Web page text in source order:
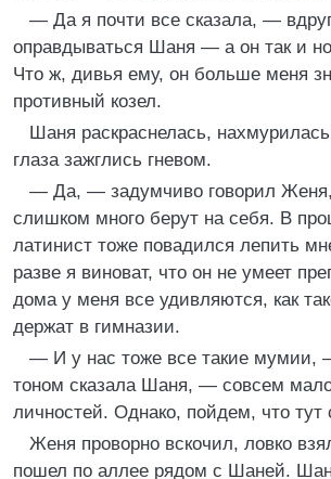
— Да я почти все сказала, —
оправдываться Шаня — а он так и
Что ж, дивья ему, он больше меня
противный козел.
Шаня раскраснелась,
глаза зажглись гневом.
— Да, — задумчиво говорил
слишком много берут на себя. В
латинист тоже повадился лепить
разве я виноват, что он не умеет
дома у меня все удивляются, как
держат в гимназии.
— И у нас тоже все такие мумии,
тоном сказала Шаня, — совсем
личностей. Однако, пойдем, что тут
Женя проворно вскочил, ловко
пошел по аллее рядом с Шаней.